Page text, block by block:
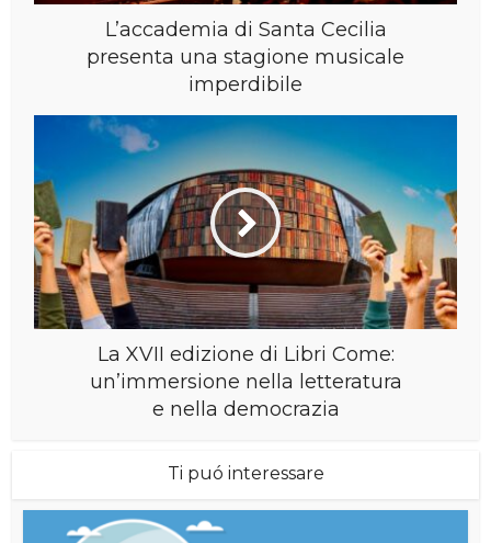
L’accademia di Santa Cecilia
presenta una stagione musicale
imperdibile
La XVII edizione di Libri Come:
un’immersione nella letteratura
e nella democrazia
Ti puó interessare